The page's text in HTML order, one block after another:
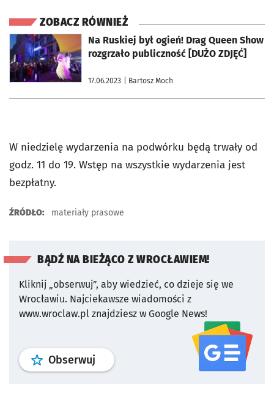
ZOBACZ RÓWNIEŻ
Na Ruskiej był ogień! Drag Queen Show
rozgrzało publiczność [DUŻO ZDJĘĆ]
17.06.2023 | Bartosz Moch
otworzy się w nowej karcie
W niedzielę wydarzenia na podwórku będą trwały od
godz. 11 do 19. Wstęp na wszystkie wydarzenia jest
bezpłatny.
ŹRÓDŁO: materiały prasowe
BĄDŹ NA BIEŻĄCO Z WROCŁAWIEM!
Kliknij „obserwuj”, aby wiedzieć, co dzieje się we
Wrocławiu. Najciekawsze wiadomości z
www.wroclaw.pl znajdziesz w Google News!
Obserwuj profil serwisu